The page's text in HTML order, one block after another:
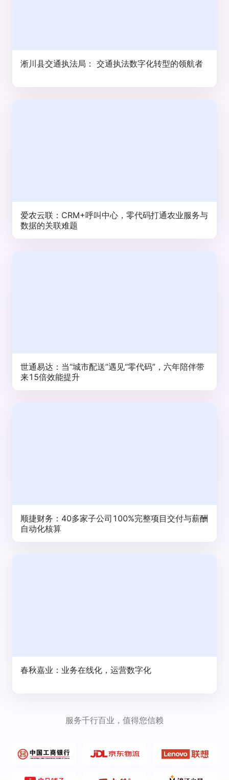
淅川县交通执法局： 交通执法数字化转型的领航者
爱农云联：CRM+呼叫中心，零代码打通农业服务与
数据的关联难题
世通易达：当“城市配送”遇见“零代码”，六年陪伴带
来15倍效能提升
顺捷财务：40多家子公司100%完整项目交付与薪酬
自动化核算
春秋嘉业：业务在线化，运营数字化
服务千行百业，值得您信赖